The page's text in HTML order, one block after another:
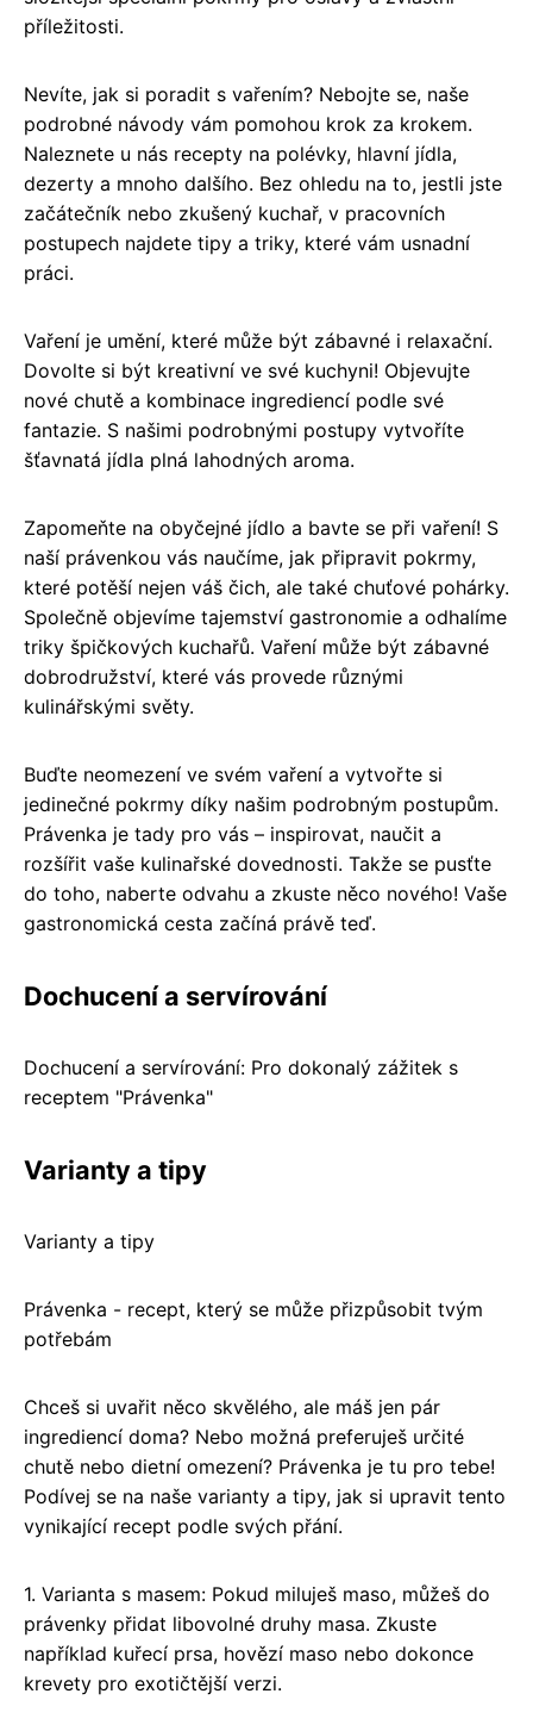
příležitosti.
Nevíte, jak si poradit s vařením? Nebojte se, naše
podrobné návody vám pomohou krok za krokem.
Naleznete u nás recepty na polévky, hlavní jídla,
dezerty a mnoho dalšího. Bez ohledu na to, jestli jste
začátečník nebo zkušený kuchař, v pracovních
postupech najdete tipy a triky, které vám usnadní
práci.
Vaření je umění, které může být zábavné i relaxační.
Dovolte si být kreativní ve své kuchyni! Objevujte
nové chutě a kombinace ingrediencí podle své
fantazie. S našimi podrobnými postupy vytvoříte
šťavnatá jídla plná lahodných aroma.
Zapomeňte na obyčejné jídlo a bavte se při vaření! S
naší právenkou vás naučíme, jak připravit pokrmy,
které potěší nejen váš čich, ale také chuťové pohárky.
Společně objevíme tajemství gastronomie a odhalíme
triky špičkových kuchařů. Vaření může být zábavné
dobrodružství, které vás provede různými
kulinářskými světy.
Buďte neomezení ve svém vaření a vytvořte si
jedinečné pokrmy díky našim podrobným postupům.
Právenka je tady pro vás – inspirovat, naučit a
rozšířit vaše kulinařské dovednosti. Takže se pusťte
do toho, naberte odvahu a zkuste něco nového! Vaše
gastronomická cesta začíná právě teď.
Dochucení a servírování
Dochucení a servírování: Pro dokonalý zážitek s
receptem "Právenka"
Varianty a tipy
Varianty a tipy
Právenka - recept, který se může přizpůsobit tvým
potřebám
Chceš si uvařit něco skvělého, ale máš jen pár
ingrediencí doma? Nebo možná preferuješ určité
chutě nebo dietní omezení? Právenka je tu pro tebe!
Podívej se na naše varianty a tipy, jak si upravit tento
vynikající recept podle svých přání.
1. Varianta s masem: Pokud miluješ maso, můžeš do
právenky přidat libovolné druhy masa. Zkuste
například kuřecí prsa, hovězí maso nebo dokonce
krevety pro exotičtější verzi.